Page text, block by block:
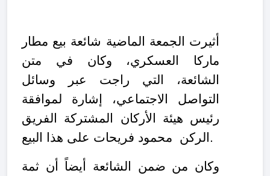
أثيرت الجمعة الماضية شائعة بيع مطار
ماركا العسكري، وكان في متن
الشائعة، التي راجت عبر وسائل
التواصل الاجتماعي، إشارة لموافقة
رئيس هيئة الأركان المشتركة الفريق
الركن محمود فريحات على هذا البيع.
وكان من ضمن الشائعة أيضاً أن ثمة